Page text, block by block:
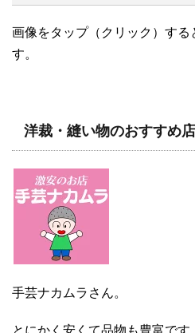
画像をタップ（クリック）する
す。
洋裁・縫い物のおすすめ店
手芸ナカムラさん。
とにかく安くて品物も豊富です